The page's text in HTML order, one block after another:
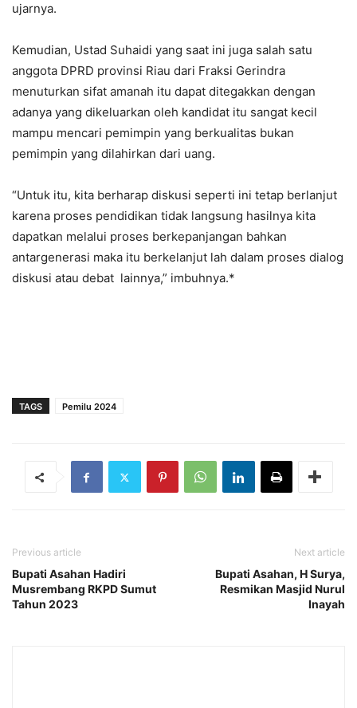
ujarnya.
Kemudian, Ustad Suhaidi yang saat ini juga salah satu
anggota DPRD provinsi Riau dari Fraksi Gerindra
menuturkan sifat amanah itu dapat ditegakkan dengan
adanya yang dikeluarkan oleh kandidat itu sangat kecil
mampu mencari pemimpin yang berkualitas bukan
pemimpin yang dilahirkan dari uang.
“Untuk itu, kita berharap diskusi seperti ini tetap berlanjut
karena proses pendidikan tidak langsung hasilnya kita
dapatkan melalui proses berkepanjangan bahkan
antargenerasi maka itu berkelanjut lah dalam proses dialog
diskusi atau debat lainnya,” imbuhnya.*
TAGS Pemilu 2024
Previous article
Bupati Asahan Hadiri
Musrembang RKPD Sumut
Tahun 2023
Next article
Bupati Asahan, H Surya,
Resmikan Masjid Nurul
Inayah